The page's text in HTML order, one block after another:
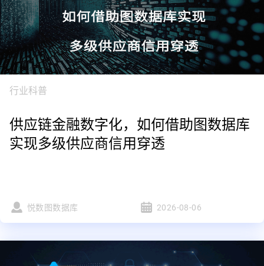
行业科普
供应链金融数字化，如何借助图数据库
实现多级供应商信用穿透
悦数图数据库 2026-08-06